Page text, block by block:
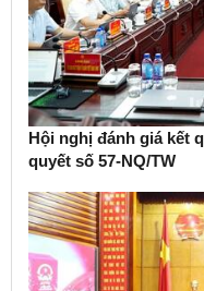
Hội nghị đánh giá kết
quyết số 57-NQ/TW